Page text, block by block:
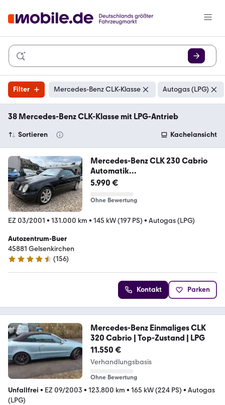
Filter Mercedes-Benz CLK-Klasse Autogas (LPG)
38 Mercedes-Benz CLK-Klasse mit LPG-Antrieb
Sortieren Kachelansicht
Mercedes-Benz CLK 230 Cabrio
Automatik
SHZ/KLIMA/LEDER/LPG
5.990 €
Ohne Bewertung
EZ 03/2001 • 131.000 km • 145 kW (197 PS) • Autogas (LPG)
Autozentrum-Buer
45881 Gelsenkirchen
4.7 Sterne
(156)
Kontakt Parken
Mercedes-Benz Einmaliges CLK
320 Cabrio | Top-Zustand | LPG
11.550 €
Verhandlungsbasis
Ohne Bewertung
Unfallfrei • EZ 09/2003 • 123.800 km • 165 kW (224 PS) • Autogas
(LPG)